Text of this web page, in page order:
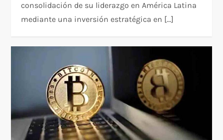
consolidación de su liderazgo en América Latina
mediante una inversión estratégica en […]